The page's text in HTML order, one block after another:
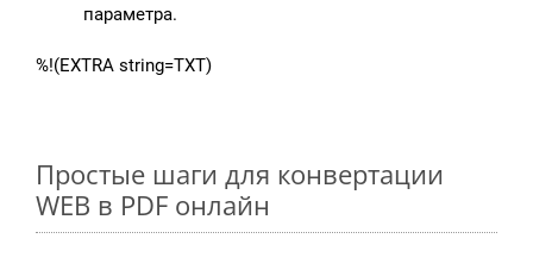
параметра.
%!(EXTRA string=TXT)
Простые шаги для конвертации
WEB в PDF онлайн